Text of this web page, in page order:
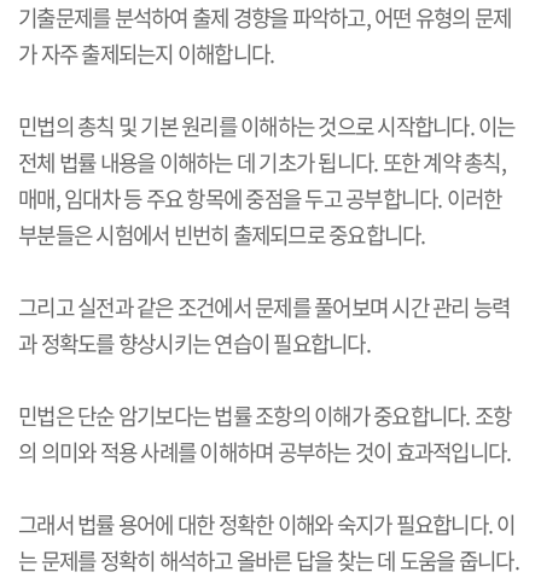
기출문제를 분석하여 출제 경향을 파악하고, 어떤 유형의 문제
가 자주 출제되는지 이해합니다.
민법의 총칙 및 기본 원리를 이해하는 것으로 시작합니다. 이는
전체 법률 내용을 이해하는 데 기초가 됩니다. 또한 계약 총칙,
매매, 임대차 등 주요 항목에 중점을 두고 공부합니다. 이러한
부분들은 시험에서 빈번히 출제되므로 중요합니다.
그리고 실전과 같은 조건에서 문제를 풀어보며 시간 관리 능력
과 정확도를 향상시키는 연습이 필요합니다.
민법은 단순 암기보다는 법률 조항의 이해가 중요합니다. 조항
의 의미와 적용 사례를 이해하며 공부하는 것이 효과적입니다.
그래서 법률 용어에 대한 정확한 이해와 숙지가 필요합니다. 이
는 문제를 정확히 해석하고 올바른 답을 찾는 데 도움을 줍니다.